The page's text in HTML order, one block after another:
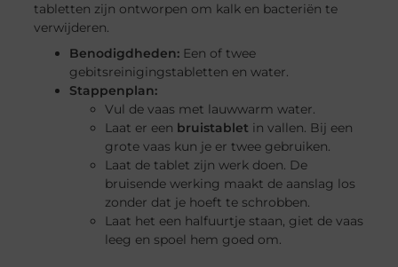
tabletten zijn ontworpen om kalk en bacteriën te
verwijderen.
Benodigdheden: Een of twee
gebitsreinigingstabletten en water.
Stappenplan:
Vul de vaas met lauwwarm water.
Laat er een bruistablet in vallen. Bij een
grote vaas kun je er twee gebruiken.
Laat de tablet zijn werk doen. De
bruisende werking maakt de aanslag los
zonder dat je hoeft te schrobben.
Laat het een halfuurtje staan, giet de vaas
leeg en spoel hem goed om.